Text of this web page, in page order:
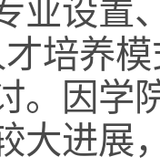
业设置
才培养
。因学
大进展